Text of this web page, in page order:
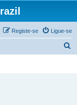
Ligue-se
Registe-se